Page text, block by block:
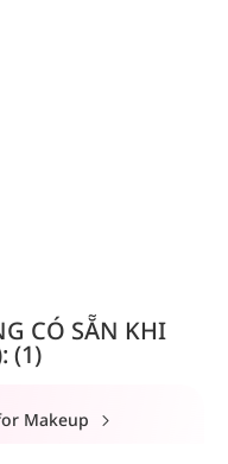
CÓ SẴN KHI
(1)
Makeup